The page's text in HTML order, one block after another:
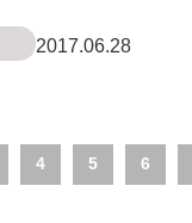
2017.06.28
4 5 6